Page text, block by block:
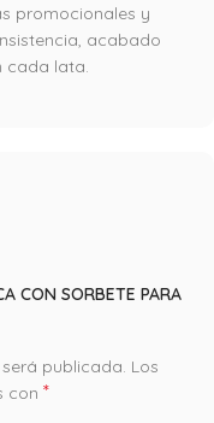
promocionales y
acabado
cada lata.
CON SORBETE PARA
publicada. Los
con *